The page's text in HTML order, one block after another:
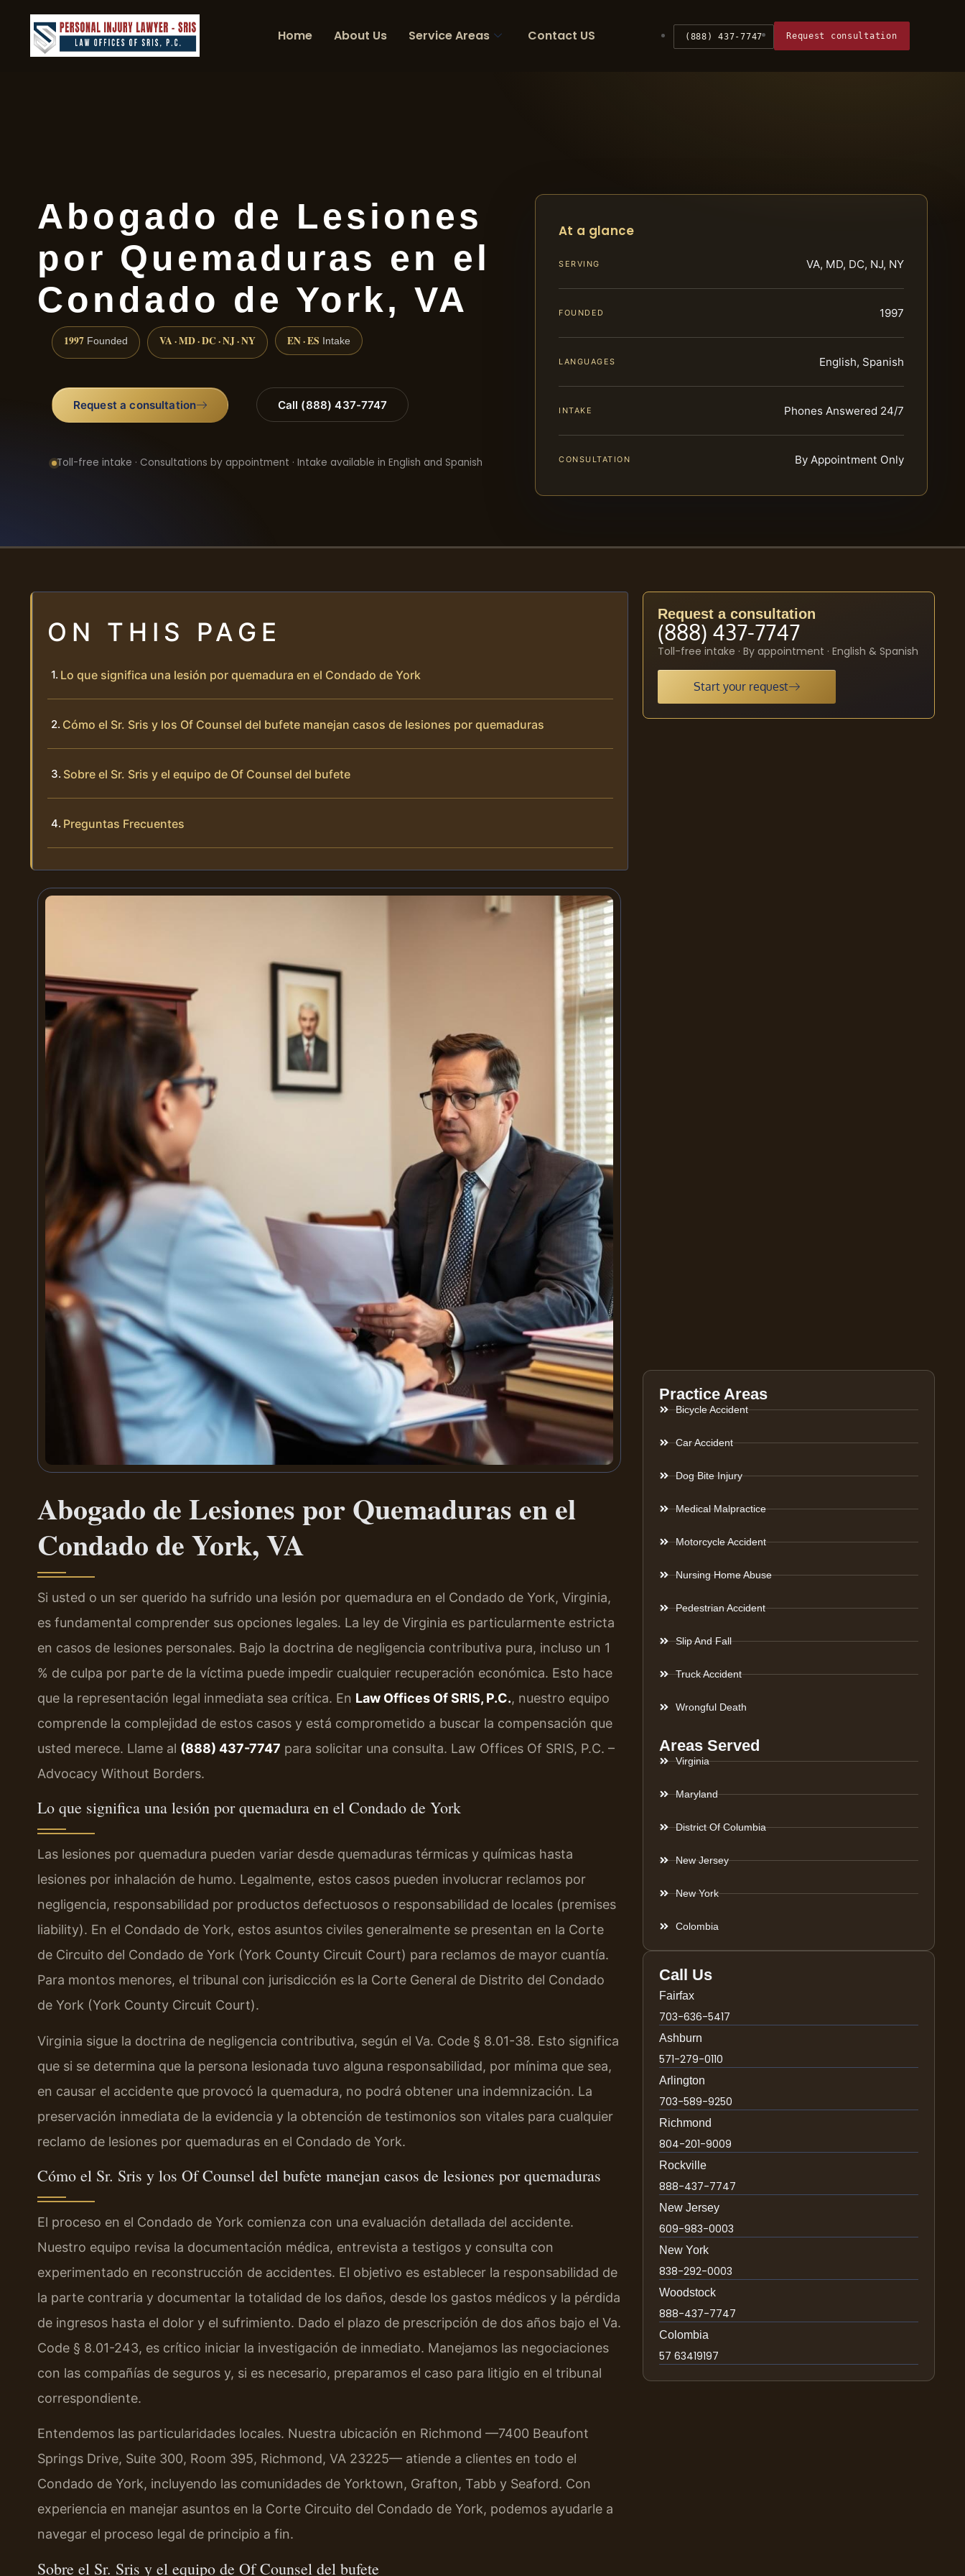
Home About Us Service Areas Contact US (888) 437-7747 Request consultation
Abogado de Lesiones
por Quemaduras en el
Condado de York, VA
1997 Founded VA · MD · DC · NJ · NY EN · ES Intake
Request a consultation Call (888) 437-7747
Toll-free intake · Consultations by appointment · Intake available in English and Spanish
At a glance
SERVING VA, MD, DC, NJ, NY
FOUNDED 1997
LANGUAGES English, Spanish
INTAKE Phones Answered 24/7
CONSULTATION By Appointment Only
ON THIS PAGE
Lo que significa una lesión por quemadura en el Condado de York
Cómo el Sr. Sris y los Of Counsel del bufete manejan casos de lesiones por quemaduras
Sobre el Sr. Sris y el equipo de Of Counsel del bufete
Preguntas Frecuentes
Abogado de Lesiones por Quemaduras en el
Condado de York, VA
Si usted o un ser querido ha sufrido una lesión por quemadura en el Condado de York, Virginia,
es fundamental comprender sus opciones legales. La ley de Virginia es particularmente estricta
en casos de lesiones personales. Bajo la doctrina de negligencia contributiva pura, incluso un 1
% de culpa por parte de la víctima puede impedir cualquier recuperación económica. Esto hace
que la representación legal inmediata sea crítica. En Law Offices Of SRIS, P.C., nuestro equipo
comprende la complejidad de estos casos y está comprometido a buscar la compensación que
usted merece. Llame al (888) 437-7747 para solicitar una consulta. Law Offices Of SRIS, P.C. –
Advocacy Without Borders.
Lo que significa una lesión por quemadura en el Condado de York
Las lesiones por quemadura pueden variar desde quemaduras térmicas y químicas hasta
lesiones por inhalación de humo. Legalmente, estos casos pueden involucrar reclamos por
negligencia, responsabilidad por productos defectuosos o responsabilidad de locales (premises
liability). En el Condado de York, estos asuntos civiles generalmente se presentan en la Corte
de Circuito del Condado de York (York County Circuit Court) para reclamos de mayor cuantía.
Para montos menores, el tribunal con jurisdicción es la Corte General de Distrito del Condado
de York (York County Circuit Court).
Virginia sigue la doctrina de negligencia contributiva, según el Va. Code § 8.01-38. Esto significa
que si se determina que la persona lesionada tuvo alguna responsabilidad, por mínima que sea,
en causar el accidente que provocó la quemadura, no podrá obtener una indemnización. La
preservación inmediata de la evidencia y la obtención de testimonios son vitales para cualquier
reclamo de lesiones por quemaduras en el Condado de York.
Cómo el Sr. Sris y los Of Counsel del bufete manejan casos de lesiones por quemaduras
El proceso en el Condado de York comienza con una evaluación detallada del accidente.
Nuestro equipo revisa la documentación médica, entrevista a testigos y consulta con
experimentado en reconstrucción de accidentes. El objetivo es establecer la responsabilidad de
la parte contraria y documentar la totalidad de los daños, desde los gastos médicos y la pérdida
de ingresos hasta el dolor y el sufrimiento. Dado el plazo de prescripción de dos años bajo el Va.
Code § 8.01-243, es crítico iniciar la investigación de inmediato. Manejamos las negociaciones
con las compañías de seguros y, si es necesario, preparamos el caso para litigio en el tribunal
correspondiente.
Entendemos las particularidades locales. Nuestra ubicación en Richmond —7400 Beaufont
Springs Drive, Suite 300, Room 395, Richmond, VA 23225— atiende a clientes en todo el
Condado de York, incluyendo las comunidades de Yorktown, Grafton, Tabb y Seaford. Con
experiencia en manejar asuntos en la Corte Circuito del Condado de York, podemos ayudarle a
navegar el proceso legal de principio a fin.
Sobre el Sr. Sris y el equipo de Of Counsel del bufete
Request a consultation
(888) 437-7747
Toll-free intake · By appointment · English & Spanish
Start your request
Practice Areas
Bicycle Accident
Car Accident
Dog Bite Injury
Medical Malpractice
Motorcycle Accident
Nursing Home Abuse
Pedestrian Accident
Slip And Fall
Truck Accident
Wrongful Death
Areas Served
Virginia
Maryland
District Of Columbia
New Jersey
New York
Colombia
Call Us
Fairfax
703-636-5417
Ashburn
571-279-0110
Arlington
703-589-9250
Richmond
804-201-9009
Rockville
888-437-7747
New Jersey
609-983-0003
New York
838-292-0003
Woodstock
888-437-7747
Colombia
57 63419197